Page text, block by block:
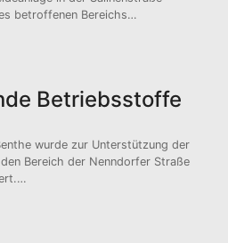
betroffenen Bereichs…
Betriebsstoffe
wurde zur Unterstützung der
Bereich der Nenndorfer Straße